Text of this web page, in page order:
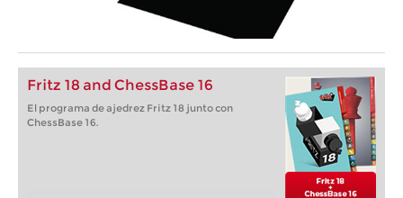
Fritz 18 and ChessBase 16
El programa de ajedrez Fritz 18 junto con
ChessBase 16.